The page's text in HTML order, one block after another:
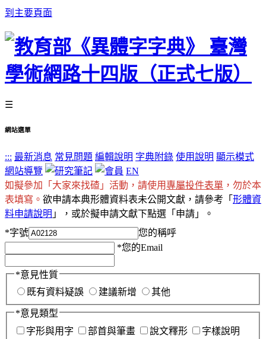
到主要頁面
☰
網站選單
::: 最新消息 常見問題 編輯說明 字典附錄 使用說明 顯示模式
網站導覽
EN
如擬參加「大家來找碴」活動，請使用專屬投件表單 ，勿於本
表填寫。 欲申請本典形體資料表未公開文獻，請參考「 形體資
料申請說明 」，或於擬申請文獻下點選「申請」。
*字號
您的稱呼
*您的Email
*意見性質
既有資料疑誤
建議新增 其他
*意見類型
字形與用字
部首與筆畫 說文釋形
字樣說明